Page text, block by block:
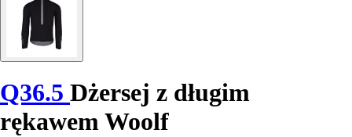
Q36.5 Dżersej z długim
rękawem Woolf